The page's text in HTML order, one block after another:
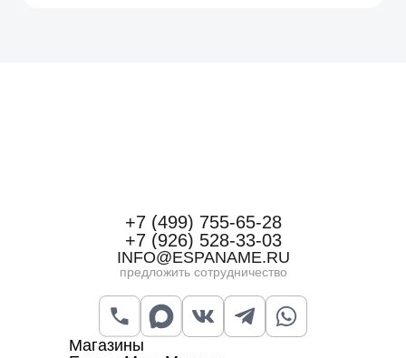
Магазины
+7 (499) 755-65-28
+7 (926) 528-33-03
INFO@ESPANAME.RU
предложить сотрудничество